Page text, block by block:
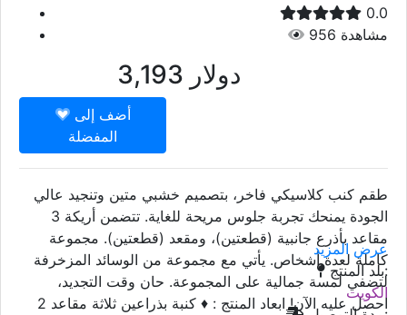
0.0
956 مشاهدة
3,193 دولار
أضف إلى
المفضلة
طقم كنب كلاسيكي فاخر، بتصميم خشبي متين وتنجيد عالي
الجودة يمنحك تجربة جلوس مريحة للغاية. تتضمن أريكة 3
مقاعد بأذرع جانبية (قطعتين)، ومقعد (قطعتين). مجموعة
كاملة لعدة أشخاص. يأتي مع مجموعة من الوسائد المزخرفة
لتضفي لمسة جمالية على المجموعة. حان وقت التجديد،
احصل عليه الآن! ابعاد المنتج : ♦ كنبة بذراعين ثلاثة مقاعد 2
عرض المزيد
بلد المنتج:
الكويت